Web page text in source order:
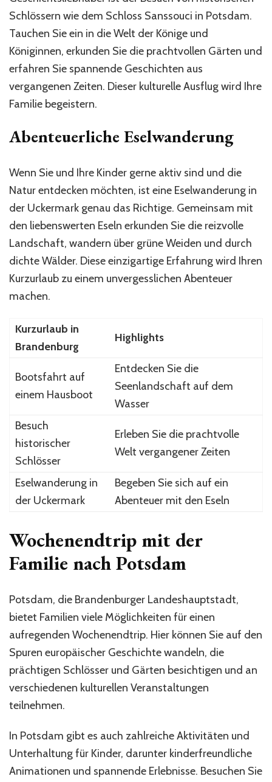
Schlössern wie dem Schloss Sanssouci in Potsdam.
Tauchen Sie ein in die Welt der Könige und
Königinnen, erkunden Sie die prachtvollen Gärten und
erfahren Sie spannende Geschichten aus
vergangenen Zeiten. Dieser kulturelle Ausflug wird Ihre
Familie begeistern.
Abenteuerliche Eselwanderung
Wenn Sie und Ihre Kinder gerne aktiv sind und die
Natur entdecken möchten, ist eine Eselwanderung in
der Uckermark genau das Richtige. Gemeinsam mit
den liebenswerten Eseln erkunden Sie die reizvolle
Landschaft, wandern über grüne Weiden und durch
dichte Wälder. Diese einzigartige Erfahrung wird Ihren
Kurzurlaub zu einem unvergesslichen Abenteuer
machen.
Kurzurlaub in
Brandenburg
Highlights
Bootsfahrt auf
einem Hausboot
Entdecken Sie die
Seenlandschaft auf dem
Wasser
Besuch
historischer
Schlösser
Erleben Sie die prachtvolle
Welt vergangener Zeiten
Eselwanderung in
der Uckermark
Begeben Sie sich auf ein
Abenteuer mit den Eseln
Wochenendtrip mit der
Familie nach Potsdam
Potsdam, die Brandenburger Landeshauptstadt,
bietet Familien viele Möglichkeiten für einen
aufregenden Wochenendtrip. Hier können Sie auf den
Spuren europäischer Geschichte wandeln, die
prächtigen Schlösser und Gärten besichtigen und an
verschiedenen kulturellen Veranstaltungen
teilnehmen.
In Potsdam gibt es auch zahlreiche Aktivitäten und
Unterhaltung für Kinder, darunter kinderfreundliche
Animationen und spannende Erlebnisse. Besuchen Sie